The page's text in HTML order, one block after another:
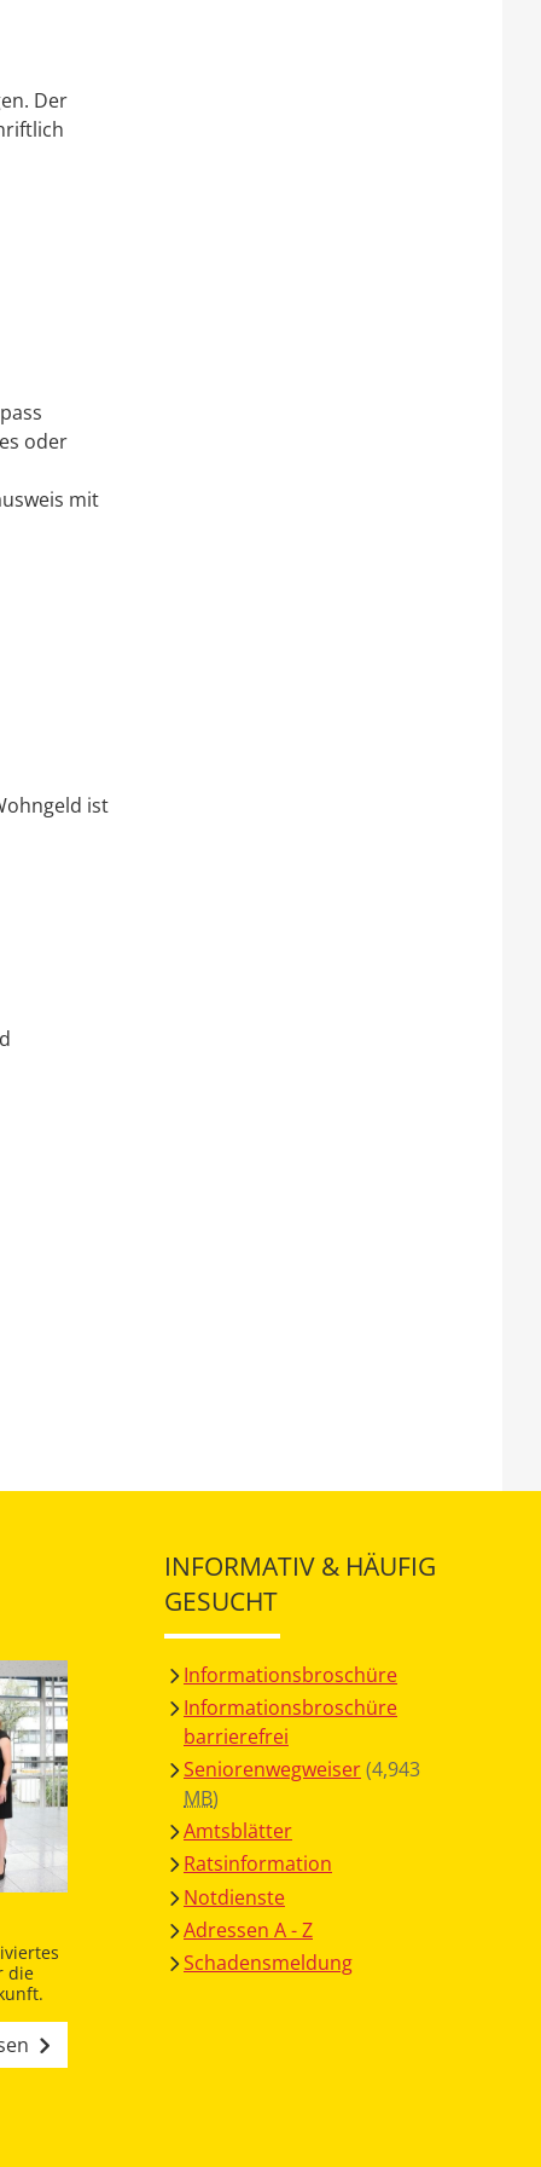
Der
oder
mit
ist
die
INFORMATIV & HÄUFIG
GESUCHT
Informationsbroschüre
Informationsbroschüre
barrierefrei
Seniorenwegweiser(4,943
MB)
Amtsblätter
Ratsinformation
Notdienste
Adressen A - Z
Schadensmeldung